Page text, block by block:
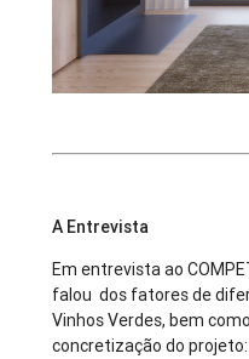
A Entrevista
Em entrevista ao
falou dos fatores de
Vinhos Verdes, bem
concretização do projeto: